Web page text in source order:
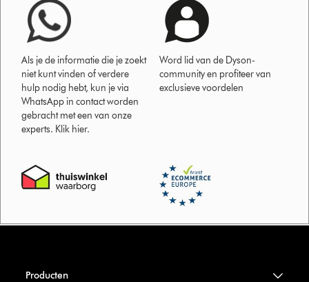
Als je de informatie die je zoekt
niet kunt vinden of verdere
hulp nodig hebt, kun je via
WhatsApp in contact worden
gebracht met een van onze
experts. Klik hier.
Word lid van de Dyson-
community en profiteer van
exclusieve voordelen
Producten